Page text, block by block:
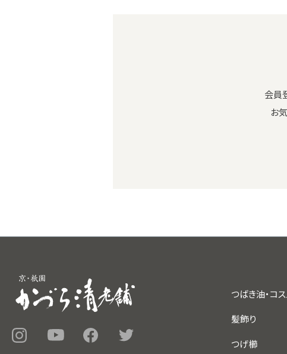
会員
お
つばき油・コ
髪飾り
つげ櫛